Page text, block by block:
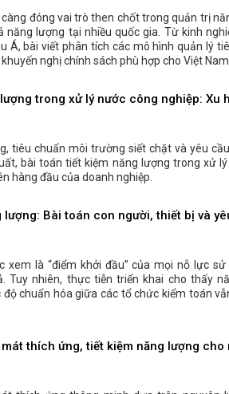
đóng vai trò then chốt trong quản trị
năng lượng tại nhiều quốc gia. Từ kinh
Á, bài viết phân tích các mô hình quản lý
nghị chính sách phù hợp cho Việt
trong xử lý nước công nghiệp: Xu
tiêu chuẩn môi trường siết chặt và yêu
bài toán tiết kiệm năng lượng trong xử
hàng đầu của doanh nghiệp.
lượng: Bài toán con người, thiết bị và
xem là “điểm khởi đầu” của mọi nỗ lực sử
Tuy nhiên, thực tiễn triển khai cho thấy
chuẩn hóa giữa các tổ chức kiểm toán
thích ứng, tiết kiệm năng lượng cho